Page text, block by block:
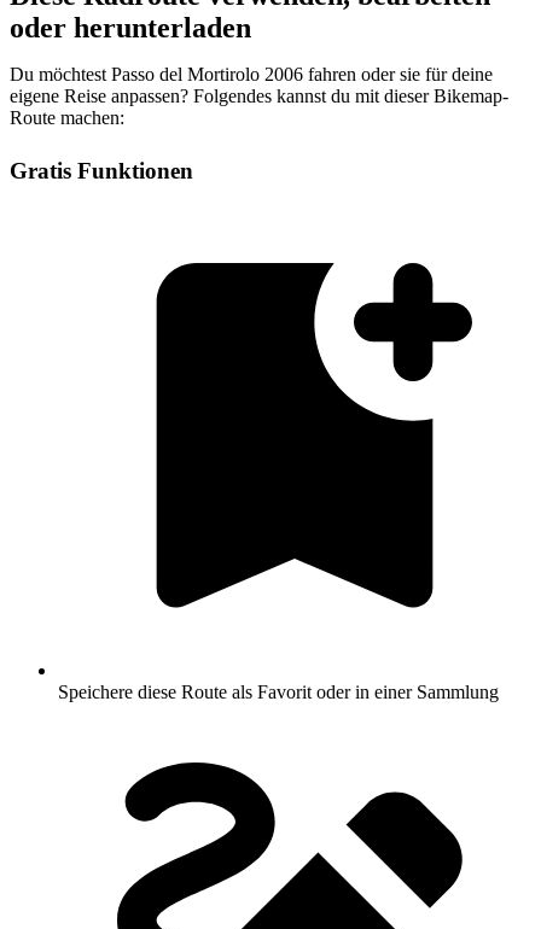
oder herunterladen
Du möchtest Passo del Mortirolo 2006 fahren oder sie für deine
eigene Reise anpassen? Folgendes kannst du mit dieser Bikemap-
Route machen:
Gratis Funktionen
Speichere diese Route als Favorit oder in einer Sammlung